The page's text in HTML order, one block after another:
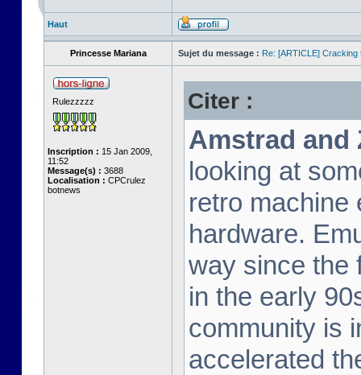
Haut
Princesse Mariana Sujet du message : Re: [ARTICLE] Cracking
Rulezzzzz
Inscription : 15 Jan 2009,
11:52
Message(s) : 3688
Localisation : CPCrulez
botnews
Citer :
Amstrad and
looking at
retro machine
hardware.
way since the
in the early
community is
accelerated